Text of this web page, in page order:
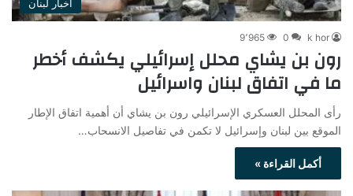
أخبار لبنان
k hor
0 9٬965
رون بن يشاي محلل إسرائيلي يكشف أخطر
ما في اتفاق لبنان واسرائيل
رأى المحلل العسكري الإسرائيلي رون بن يشاي أن أهمية اتفاق الإطار
الموقع بين لبنان وإسرائيل لا تكمن في تفاصيل الانسحاب…
أكمل القراءة »